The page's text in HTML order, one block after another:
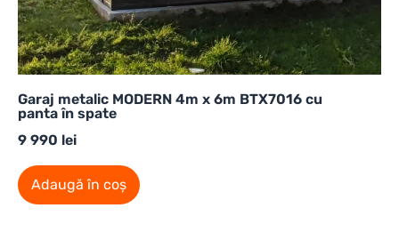
Garaj metalic MODERN 4m x 6m BTX7016 cu
panta în spate
9 990 lei
Adaugă în coș